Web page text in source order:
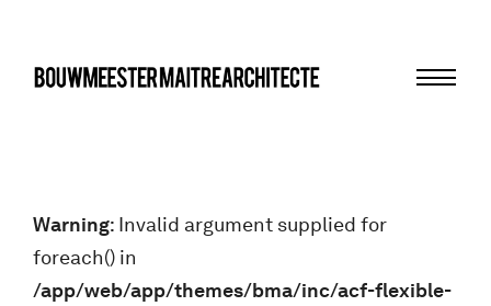
Warning: Invalid argument supplied for
foreach() in
/app/web/app/themes/bma/inc/acf-flexible-